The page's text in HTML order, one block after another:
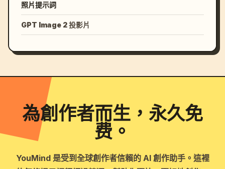
照片提示詞
GPT Image 2 投影片
為創作者而生，永久免
费。
YouMind 是受到全球創作者信賴的 AI 創作助手。這裡